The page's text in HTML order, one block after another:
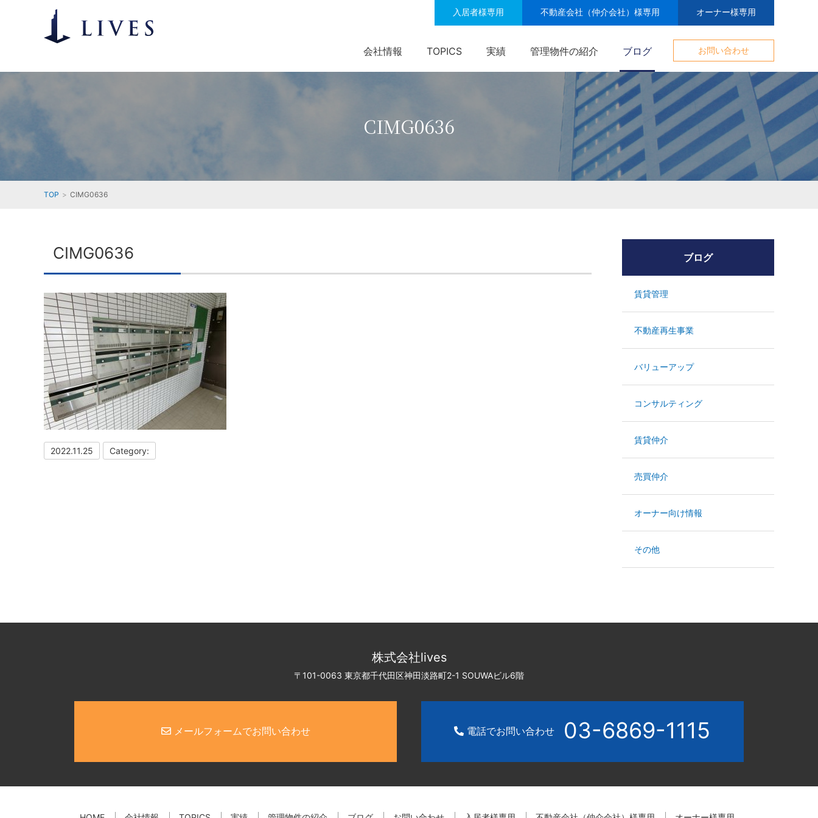
入居者様専用 不動産会社（仲介会社）様専用 オーナー様専用
会社情報 TOPICS 実績 管理物件の紹介 ブログ お問い合わせ
CIMG0636
TOP CIMG0636
CIMG0636
2022.11.25 Category:
ブログ
賃貸管理
不動産再生事業
バリューアップ
コンサルティング
賃貸仲介
売買仲介
オーナー向け情報
その他
株式会社lives
〒101-0063 東京都千代田区神田淡路町2-1 SOUWAビル6階
メールフォームでお問い合わせ 電話でお問い合わせ 03-6869-1115